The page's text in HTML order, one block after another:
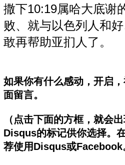
撒下10:19属哈大底谢
败、就与以色列人和
敢再帮助亚扪人了。
如果你有什么感动，开启
面留言。
（点击下面的方框，就会
Disqus的标记供你选择。
荐使用Disqus或